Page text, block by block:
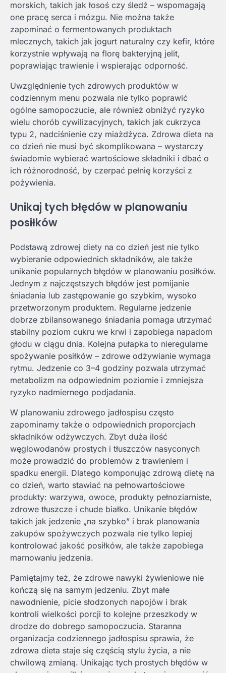
morskich, takich jak łosoś czy śledź – wspomagają
one pracę serca i mózgu. Nie można także
zapominać o fermentowanych produktach
mlecznych, takich jak jogurt naturalny czy kefir, które
korzystnie wpływają na florę bakteryjną jelit,
poprawiając trawienie i wspierając odporność.
Uwzględnienie tych zdrowych produktów w
codziennym menu pozwala nie tylko poprawić
ogólne samopoczucie, ale również obniżyć ryzyko
wielu chorób cywilizacyjnych, takich jak cukrzyca
typu 2, nadciśnienie czy miażdżyca. Zdrowa dieta na
co dzień nie musi być skomplikowana – wystarczy
świadomie wybierać wartościowe składniki i dbać o
ich różnorodność, by czerpać pełnię korzyści z
pożywienia.
Unikaj tych błędów w planowaniu
posiłków
Podstawą zdrowej diety na co dzień jest nie tylko
wybieranie odpowiednich składników, ale także
unikanie popularnych błędów w planowaniu posiłków.
Jednym z najczęstszych błędów jest pomijanie
śniadania lub zastępowanie go szybkim, wysoko
przetworzonym produktem. Regularne jedzenie
dobrze zbilansowanego śniadania pomaga utrzymać
stabilny poziom cukru we krwi i zapobiega napadom
głodu w ciągu dnia. Kolejna pułapka to nieregularne
spożywanie posiłków – zdrowe odżywianie wymaga
rytmu. Jedzenie co 3–4 godziny pozwala utrzymać
metabolizm na odpowiednim poziomie i zmniejsza
ryzyko nadmiernego podjadania.
W planowaniu zdrowego jadłospisu często
zapominamy także o odpowiednich proporcjach
składników odżywczych. Zbyt duża ilość
węglowodanów prostych i tłuszczów nasyconych
może prowadzić do problemów z trawieniem i
spadku energii. Dlatego komponując zdrową dietę na
co dzień, warto stawiać na pełnowartościowe
produkty: warzywa, owoce, produkty pełnoziarniste,
zdrowe tłuszcze i chude białko. Unikanie błędów
takich jak jedzenie „na szybko” i brak planowania
zakupów spożywczych pozwala nie tylko lepiej
kontrolować jakość posiłków, ale także zapobiega
marnowaniu jedzenia.
Pamiętajmy też, że zdrowe nawyki żywieniowe nie
kończą się na samym jedzeniu. Zbyt małe
nawodnienie, picie słodzonych napojów i brak
kontroli wielkości porcji to kolejne przeszkody w
drodze do dobrego samopoczucia. Staranna
organizacja codziennego jadłospisu sprawia, że
zdrowa dieta staje się częścią stylu życia, a nie
chwilową zmianą. Unikając tych prostych błędów w